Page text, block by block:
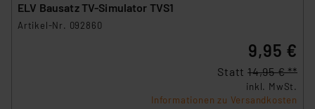
VO) zu. Eine detaillierte Auflistung der einzelnen
Cookies nach Zweck und Anbieter ist durch Klick auf
den Button „Ablehnen oder Einstellungen“ abrufbar. Sie
ablehnen oder ihr ganz oder teilweise zustimmen. Ihre
erteilte Zustimmung können Sie jederzeit unter dem
ELV Bausatz TV-Simulator TVS1
Artikel-Nr. 092860
9,95 €
Statt 14,95 € **
inkl. MwSt.
Informationen zu Versandkosten